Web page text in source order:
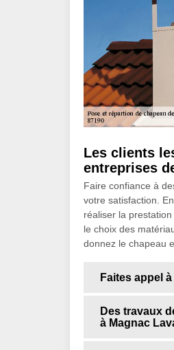
Les clients
entreprises
Faire confiance à
votre satisfaction.
réaliser la
le choix des
donnez le chapeau
Faites appel
Des travaux
à Magnac